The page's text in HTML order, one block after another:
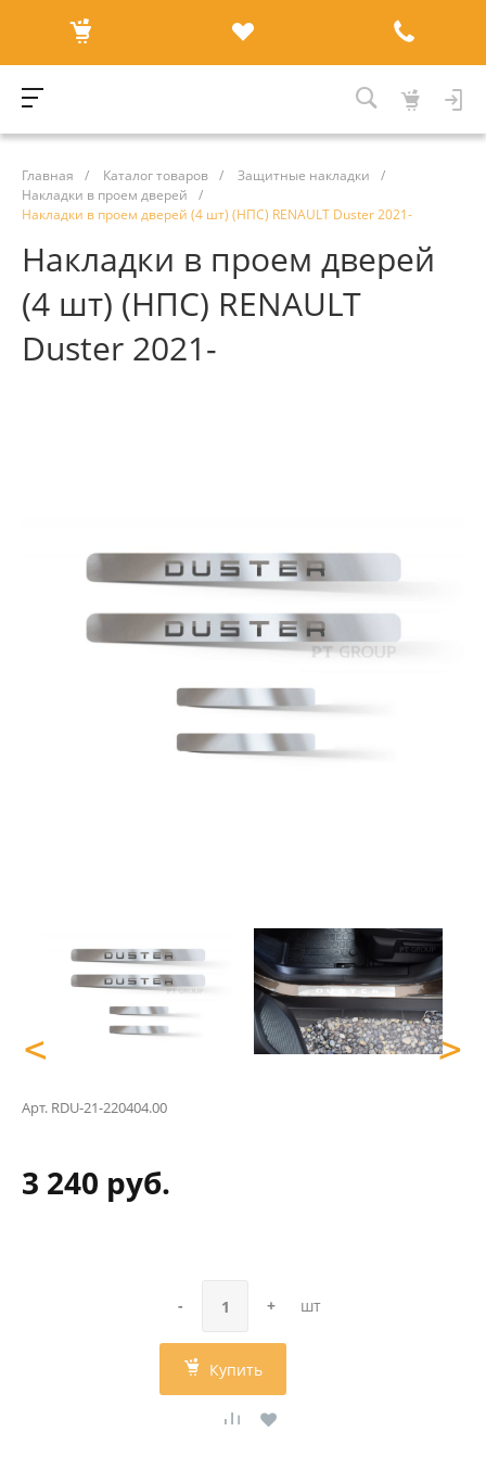
Главная / Каталог товаров / Защитные накладки
/
Накладки в проем дверей
/
Накладки в проем дверей (4 шт) (НПС) RENAULT Duster 2021-
Накладки в проем дверей
(4 шт) (НПС) RENAULT
Duster 2021-
< >
Арт. RDU-21-220404.00
3 240 руб.
- + шт
Купить